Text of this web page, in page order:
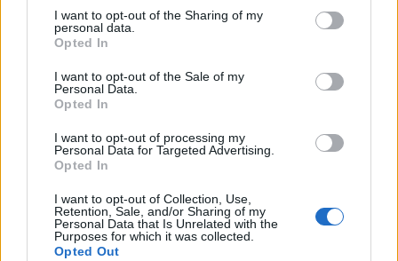
I want to opt-out of the Sharing of my
personal data.
Opted In
I want to opt-out of the Sale of my
Personal Data.
Opted In
I want to opt-out of processing my
Personal Data for Targeted Advertising.
Opted In
I want to opt-out of Collection, Use,
Retention, Sale, and/or Sharing of my
Personal Data that Is Unrelated with the
Purposes for which it was collected.
Opted Out
LA CLASSIFICA COMPLETA:
1 - Edin Dzeko 12
2 - Mauro Icardi 12
3 - Andrea Belotti 11
5 - Ciro Immobile 9
6 - Nikola Kalinic 8
7 - Mohamed Salah 8
8 - Ilija Nestorovski 7
9 - Josè Callejon 7